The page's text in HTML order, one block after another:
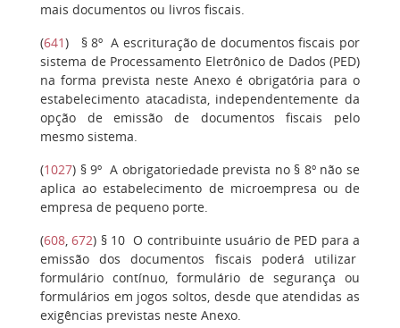
mais documentos ou livros fiscais.
(641) § 8º A escrituração de documentos fiscais por
sistema de Processamento Eletrônico de Dados (PED)
na forma prevista neste Anexo é obrigatória para o
estabelecimento atacadista, independentemente da
opção de emissão de documentos fiscais pelo
mesmo sistema.
(1027) § 9º A obrigatoriedade prevista no § 8º não se
aplica ao estabelecimento de microempresa ou de
empresa de pequeno porte.
(608,672) § 10 O contribuinte usuário de PED para a
emissão dos documentos fiscais poderá utilizar
formulário contínuo, formulário de segurança ou
formulários em jogos soltos, desde que atendidas as
exigências previstas neste Anexo.